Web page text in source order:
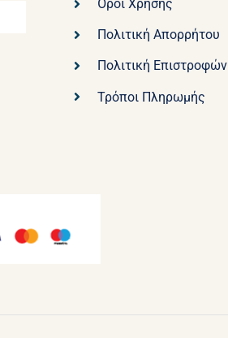
Όροι Χρήσης
Πολιτική Απορρήτου
Πολιτική Επιστροφών
Τρόποι Πληρωμής